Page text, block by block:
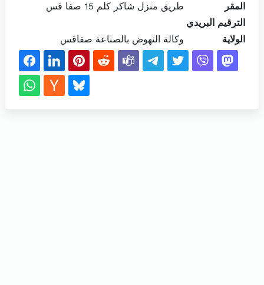
المقر
طريق منزل شاكر كلم 15 صفا قس
الترقيم البريدي
الولاية
وكالة النهوض بالصناعة صفاقس